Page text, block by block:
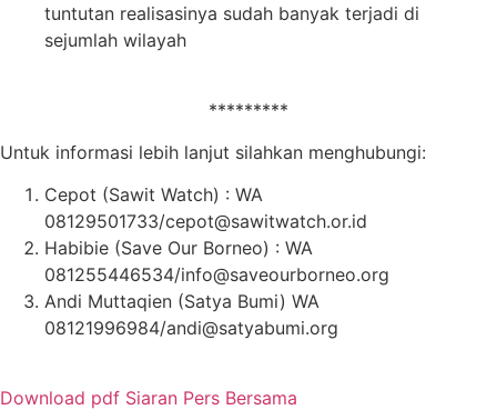
tuntutan realisasinya sudah banyak terjadi di
sejumlah wilayah
*********
Untuk informasi lebih lanjut silahkan menghubungi:
Cepot (Sawit Watch) : WA
08129501733/cepot@sawitwatch.or.id
Habibie (Save Our Borneo) : WA
081255446534/info@saveourborneo.org
Andi Muttaqien (Satya Bumi) WA
08121996984/andi@satyabumi.org
Download pdf Siaran Pers Bersama